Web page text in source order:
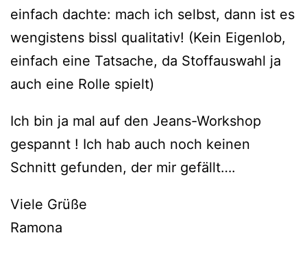
einfach dachte: mach ich selbst, dann ist es
wengistens bissl qualitativ! (Kein Eigenlob,
einfach eine Tatsache, da Stoffauswahl ja
auch eine Rolle spielt)
Ich bin ja mal auf den Jeans-Workshop
gespannt ! Ich hab auch noch keinen
Schnitt gefunden, der mir gefällt….
Viele Grüße
Ramona